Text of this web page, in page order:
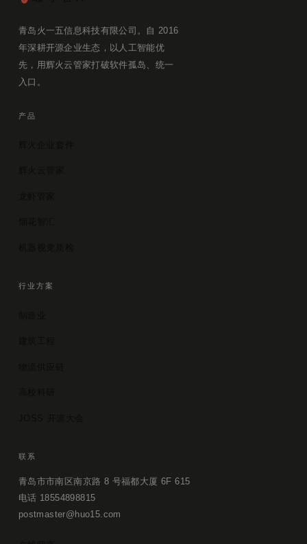
青岛火一五信息科技有限公司。自 2016
年深耕开源企业生态，以人工智能优
先，用辉火云管家打破软件孤岛、统一
入口。
产品
行业方案
联系
青岛市市南区南京路 8 号福都大厦 6F 615
电话 18554898815
postmaster@huo15.com